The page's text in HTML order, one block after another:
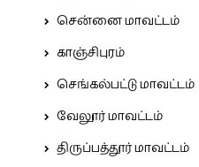
சென்னை மாவட்டம்
காஞ்சிபுரம்
செங்கல்பட்டு மாவட்டம்
வேலூர் மாவட்டம்
திருப்பத்தூர் மாவட்டம்